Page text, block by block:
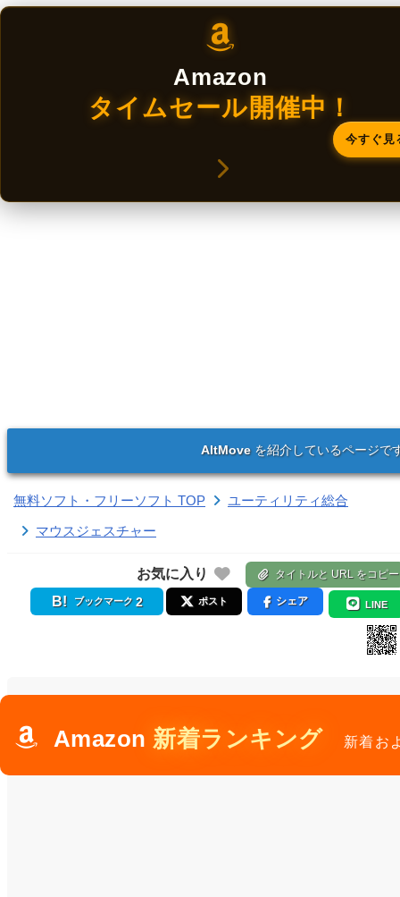
Amazon
タイムセール開催中！
今すぐ見
AltMoveを紹介しているページで
無料ソフト・フリーソフト TOP
ユーティリティ総合
マウスジェスチャー
お気に入り タイトルと URL をコピー
ブックマーク 2 ポスト シェア LINE
Amazon 新着ランキング 新着お